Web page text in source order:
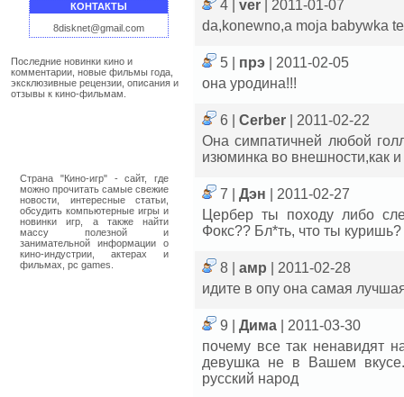
КОНТАКТЫ
8disknet@gmail.com
Последние новинки кино и
комментарии, новые фильмы года,
эксклюзивные рецензии, описания и
отзывы к кино-фильмам.
Страна "Кино-игр" - сайт, где
можно прочитать самые свежие
новости, интересные статьи,
обсудить компьютерные игры и
новинки игр, а также найти
массу полезной и
занимательной информации о
кино-индустрии, актерах и
фильмах, pc games.
4 | ver
| 2011-01-07
da,konewno,a moja babywka
5 | прэ
| 2011-02-05
она уродина!!!
6 | Cerber
| 2011-02-22
Она симпатичней любой
изюминка во внешности,как и
7 | Дэн
| 2011-02-27
Цербер ты походу либо
Фокс?? Бл*ть, что ты куришь?
8 | амр
| 2011-02-28
идите в опу она самая
9 | Дима
| 2011-03-30
почему все так ненавидят
девушка не в Вашем
русский народ